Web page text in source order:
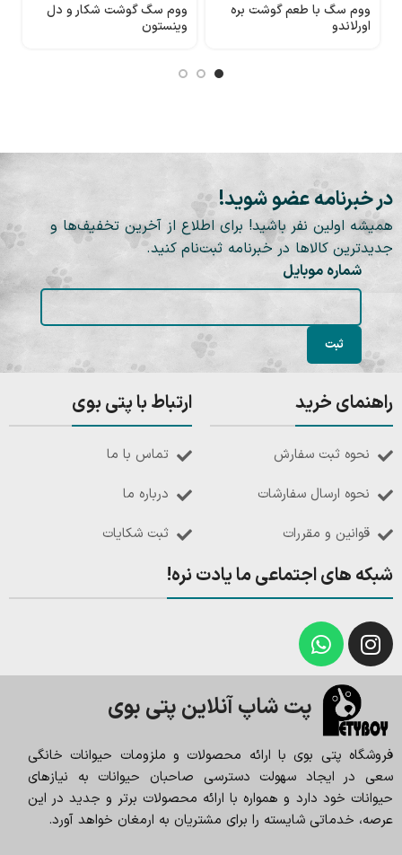
ووم سگ با طعم گوشت بره
اورلاندو
ووم سگ گوشت شکار و دل
وینستون
در خبرنامه عضو شوید!
همیشه اولین نفر باشید! برای اطلاع از آخرین تخفیف‌ها و
جدیدترین کالاها در خبرنامه ثبت‌نام کنید.
شماره موبایل
راهنمای خرید
نحوه ثبت سفارش
نحوه ارسال سفارشات
قوانین و مقررات
ارتباط با پتی بوی
تماس با ما
درباره ما
ثبت شکایات
شبکه های اجتماعی ما یادت نره!
پت شاپ آنلاین پتی بوی
فروشگاه پتی بوی با ارائه محصولات و ملزومات حیوانات خانگی
سعی در ایجاد سهولت دسترسی صاحبان حیوانات به نیازهای
حیوانات خود دارد و همواره با ارائه محصولات برتر و جدید در این
عرصه، خدماتی شایسته را برای مشتریان به ارمغان خواهد آورد.